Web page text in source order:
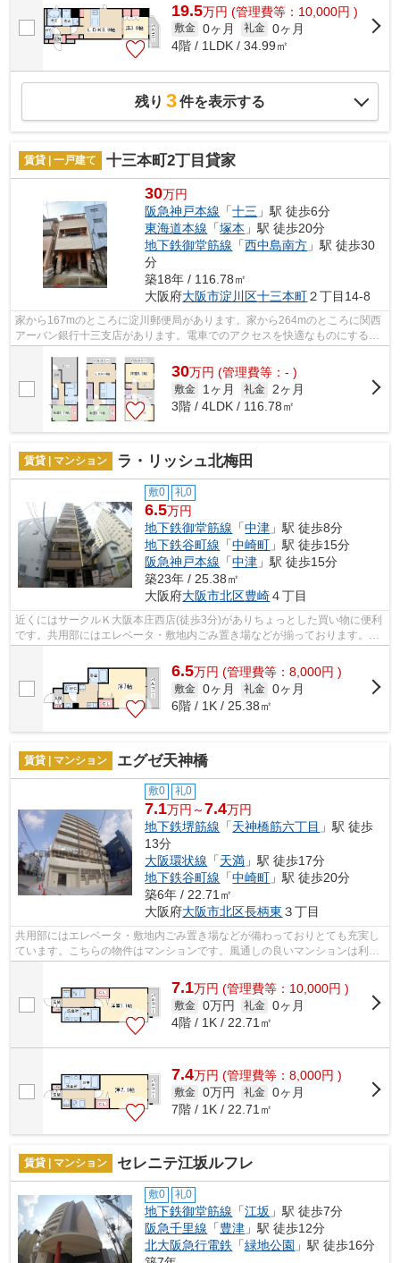
19.5万円 (管理費等：10,000円 )
敷金 0ヶ月 礼金 0ヶ月
4階 / 1LDK / 34.99㎡
残り 3件を表示する
賃貸 | 一戸建て 十三本町2丁目貸家
30万円
阪急神戸本線 「十三 」駅 徒歩6分
東海道本線 「塚本 」駅 徒歩20分
地下鉄御堂筋線 「西中島南方 」駅 徒歩30
分
築18年 / 116.78㎡
大阪府大阪市淀川区十三本町２丁目14-8
家から167mのところに淀川郵便局があります。家から264mのところに関西
アーバン銀行十三支店があります。電車でのアクセスを快適なものにする、
2駅利用可能な物件です。広々とした室内...
30万円 (管理費等：- )
敷金 1ヶ月 礼金 2ヶ月
3階 / 4LDK / 116.78㎡
賃貸 | マンション ラ・リッシュ北梅田
敷0 礼0
6.5万円
地下鉄御堂筋線 「中津 」駅 徒歩8分
地下鉄谷町線 「中崎町 」駅 徒歩15分
阪急神戸本線 「中津 」駅 徒歩15分
築23年 / 25.38㎡
大阪府大阪市北区豊崎４丁目
近くにはサークルＫ大阪本庄西店(徒歩3分)がありちょっとした買い物に便利
です。共用部にはエレベータ・敷地内ごみ置き場などが揃っております。こ
ちらはマンションタイプになります。...
6.5万円 (管理費等：8,000円 )
敷金 0ヶ月 礼金 0ヶ月
6階 / 1K / 25.38㎡
賃貸 | マンション エグゼ天神橋
敷0 礼0
7.1万円～7.4万円
地下鉄堺筋線 「天神橋筋六丁目 」駅 徒歩
13分
大阪環状線 「天満 」駅 徒歩17分
地下鉄谷町線 「中崎町 」駅 徒歩20分
築6年 / 22.71㎡
大阪府大阪市北区長柄東 ３丁目
共用部にはエレベータ・敷地内ごみ置き場などが備わっておりとても充実し
ています。こちらの物件はマンションです。風通しの良いマンションは利便
7.1万円 (管理費等：10,000円 )
敷金 0万円 礼金 0ヶ月
4階 / 1K / 22.71㎡
7.4万円 (管理費等：8,000円 )
敷金 0万円 礼金 0ヶ月
7階 / 1K / 22.71㎡
賃貸 | マンション セレニテ江坂ルフレ
敷0 礼0
地下鉄御堂筋線 「江坂 」駅 徒歩7分
阪急千里線 「豊津 」駅 徒歩12分
北大阪急行電鉄 「緑地公園 」駅 徒歩16分